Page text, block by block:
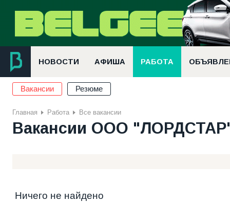
НОВОСТИ АФИША РАБОТА
Вакансии Резюме
Главная Работа Все вакансии
Вакансии ООО
Ничего не найдено